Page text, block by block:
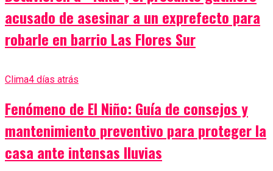
acusado de asesinar a un exprefecto para
robarle en barrio Las Flores Sur
Clima4 días atrás
Fenómeno de El Niño: Guía de consejos y
mantenimiento preventivo para proteger la
casa ante intensas lluvias